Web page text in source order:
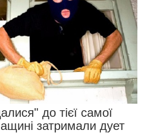
до тієї самої
затримали дует